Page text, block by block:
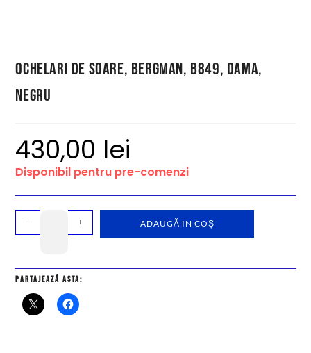
Ochelari de soare, Bergman, B849, dama,
negru
430,00 lei
Disponibil pentru pre-comenzi
- + ADAUGĂ ÎN COȘ
Partajează asta: